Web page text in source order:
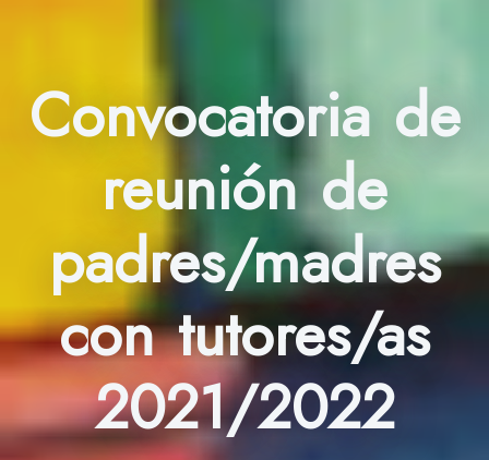
Convocatoria de
reunión de
padres/madres
con tutores/as
2021/2022